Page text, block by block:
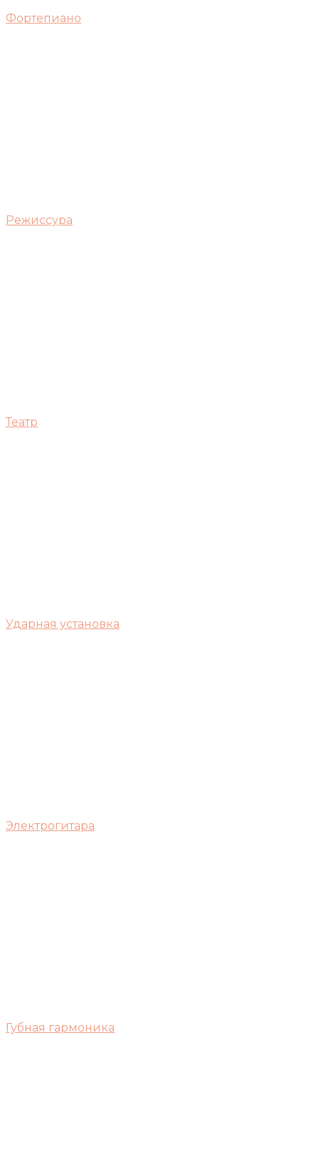
Фортепиано
Режиссура
Театр
Ударная установка
Электрогитара
Губная гармоника